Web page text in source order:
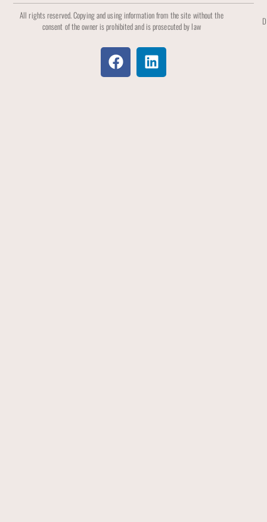
All rights reserved. Copying and using information from the site without the
consent of the owner is prohibited and is prosecuted by law